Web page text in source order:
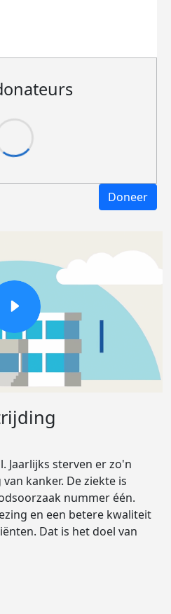
Doneer
Jaarlijks sterven er zo'n
kanker. De ziekte is
nummer één.
en een betere kwaliteit
Dat is het doel van